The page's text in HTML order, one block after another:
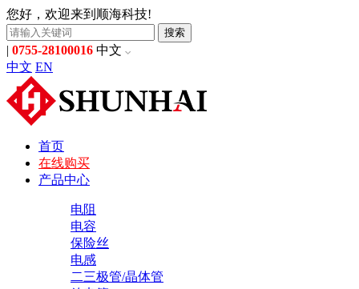
您好，欢迎来到顺海科技!
搜索
| 0755-28100016 中文
中文 EN
首页
在线购买
产品中心
电阻
电容
保险丝
电感
二三极管/晶体管